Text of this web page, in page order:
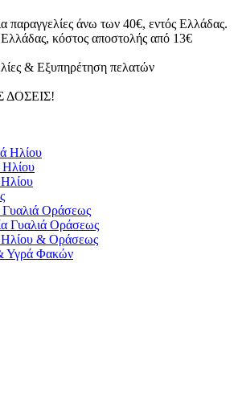
παραγγελίες άνω των 40€, εντός Ελλάδας.
Ελλάδας, κόστος αποστολής από 13€
& Εξυπηρέτηση πελατών
ΔΟΣΕΙΣ!
Ηλίου
Ηλίου
Οράσεως
Γυαλιά Οράσεως
Ηλίου & Οράσεως
Υγρά Φακών